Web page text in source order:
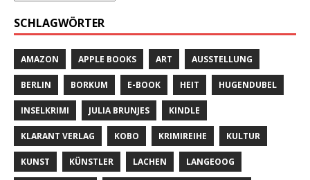
SCHLAGWÖRTER
AMAZON APPLE BOOKS ART AUSSTELLUNG
BERLIN BORKUM E-BOOK HEIT HUGENDUBEL
INSELKRIMI JULIA BRUNJES KINDLE
KLARANT VERLAG KOBO KRIMIREIHE KULTUR
KUNST KÜNSTLER LACHEN LANGEOOG